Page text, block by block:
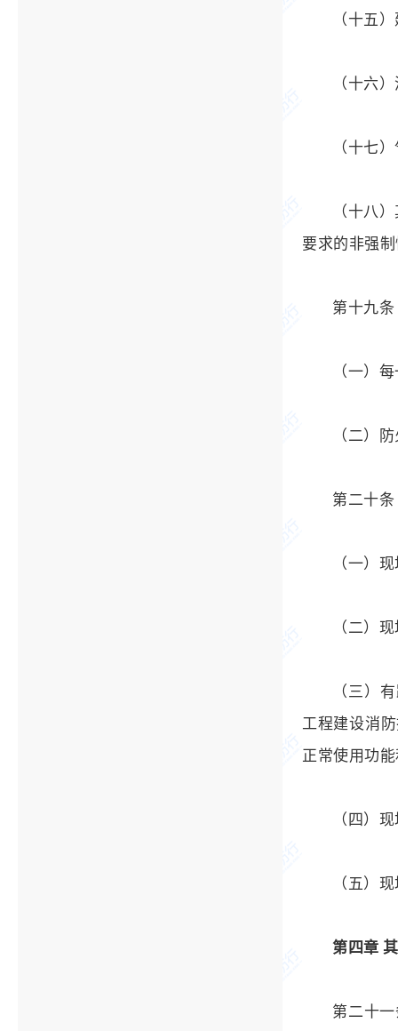
（十五
（十六
（十七
（十八
要求的非强
第十九
（一）
（二）
第二十
（一）
（二）
（三）
工程建设消
正常使用功
（四）
（五）
第四章
第二十